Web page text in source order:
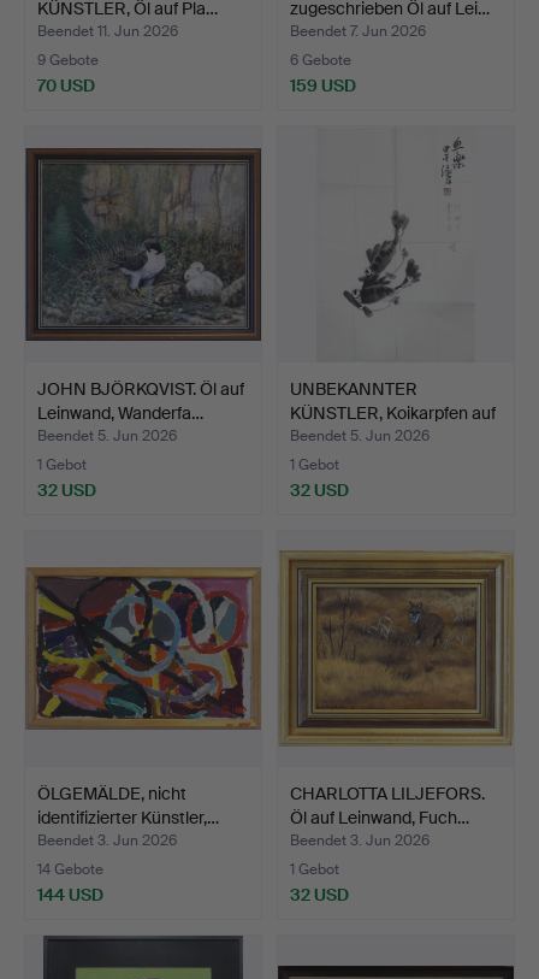
KÜNSTLER, Öl auf Pla…
Beendet 11. Jun 2026
9 Gebote
70 USD
zugeschrieben Öl auf Lei…
Beendet 7. Jun 2026
6 Gebote
159 USD
JOHN BJÖRKQVIST. Öl auf
Leinwand, Wanderfa…
Beendet 5. Jun 2026
1 Gebot
32 USD
UNBEKANNTER
KÜNSTLER, Koikarpfen auf
Reisp…
Beendet 5. Jun 2026
1 Gebot
32 USD
ÖLGEMÄLDE, nicht
identifizierter Künstler,…
Beendet 3. Jun 2026
14 Gebote
144 USD
CHARLOTTA LILJEFORS.
Öl auf Leinwand, Fuch…
Beendet 3. Jun 2026
1 Gebot
32 USD